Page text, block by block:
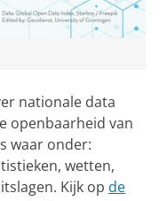
nationale data
openbaarheid van
waar onder:
wetten,
Kijk op de